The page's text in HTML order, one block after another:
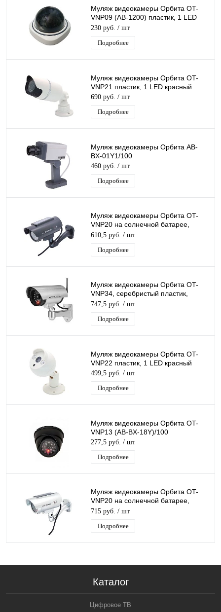
Муляж видеокамеры Орбита OT-
VNP09 (AB-1200) пластик, 1 LED
красный, мигающий
230 руб. / шт
Подробнее
Муляж видеокамеры Орбита OT-
VNP21 пластик, 1 LED красный
690 руб. / шт
Подробнее
Муляж видеокамеры Орбита AB-
BX-01Y1/100
460 руб. / шт
Подробнее
Муляж видеокамеры Орбита OT-
VNP20 на солнечной батарее,
черный, пластик, красный
мигающий светодиод
610,5 руб. / шт
Подробнее
Муляж видеокамеры Орбита OT-
VNP34, серебристый пластик,
красный мигающий светодиод,
питание: 2*АA
747,5 руб. / шт
Подробнее
Муляж видеокамеры Орбита OT-
VNP22 пластик, 1 LED красный
499,5 руб. / шт
Подробнее
Муляж видеокамеры Орбита OT-
VNP13 (AB-BX-18Y)/100
277,5 руб. / шт
Подробнее
Муляж видеокамеры Орбита OT-
VNP20 на солнечной батарее,
серебро, пластик, красный
мигающий светодиод
715 руб. / шт
Подробнее
Каталог
Цифровое ТВ